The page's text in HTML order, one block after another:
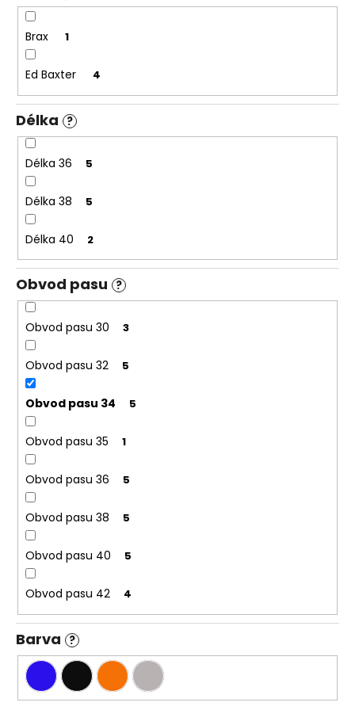
Brax 1
Ed Baxter 4
Délka ?
Délka 36 5
Délka 38 5
Délka 40 2
Obvod pasu ?
Obvod pasu 30 3
Obvod pasu 32 5
Obvod pasu 34 5
Obvod pasu 35 1
Obvod pasu 36 5
Obvod pasu 38 5
Obvod pasu 40 5
Obvod pasu 42 4
Barva ?